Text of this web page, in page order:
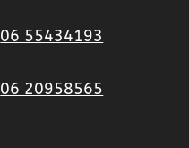
06 55434193
06 20958565